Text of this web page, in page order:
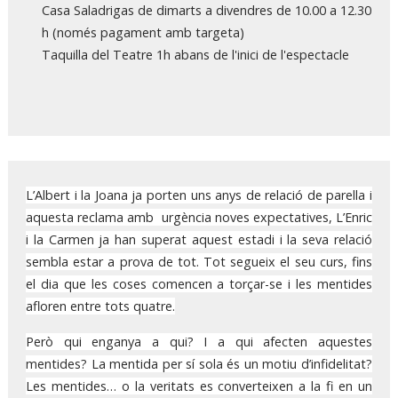
Casa Saladrigas de dimarts a divendres de 10.00 a 12.30
h (només pagament amb targeta)
Taquilla del Teatre 1h abans de l'inici de l'espectacle
L’Albert i la Joana ja porten uns anys de relació de parella i
aquesta reclama amb urgència noves expectatives, L’Enric
i la Carmen ja han superat aquest estadi i la seva relació
sembla estar a prova de tot. Tot segueix el seu curs, fins
el dia que les coses comencen a torçar-se i les mentides
afloren entre tots quatre.
Però qui enganya a qui? I a qui afecten aquestes
mentides? La mentida per sí sola és un motiu d’infidelitat?
Les mentides… o la veritats es converteixen a la fi en un